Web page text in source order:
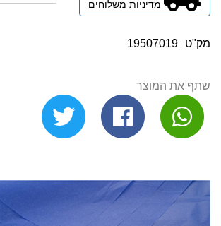
מק"ט 19507019
שתף את המוצר